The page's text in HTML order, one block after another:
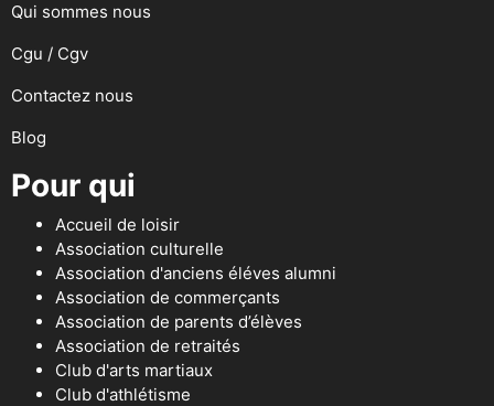
Qui sommes nous
Cgu / Cgv
Contactez nous
Blog
Pour qui
Accueil de loisir
Association culturelle
Association d'anciens éléves alumni
Association de commerçants
Association de parents d’élèves
Association de retraités
Club d'arts martiaux
Club d'athlétisme